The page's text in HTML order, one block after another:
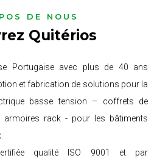
DE NOUS
Quitérios
Portugaise avec plus de 40 ans
et fabrication de solutions pour la
basse tension – coffrets de
armoires rack - pour les bâtiments
qualité ISO 9001 et par